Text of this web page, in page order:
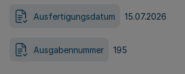
Ausfertigungsdatum 15.07.2026
Ausgabennummer 195